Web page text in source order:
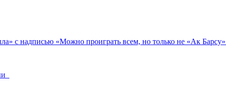
с надписью «Можно проиграть всем, но только не «Ак Барсу»